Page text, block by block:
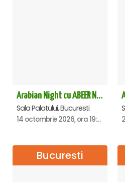
Arabian Night cu ABEER NEHME – Concert extraordinar la Sala Palatului
Sala Palatului, Bucuresti
14 octombrie 2026, ora 19:00
Bucuresti